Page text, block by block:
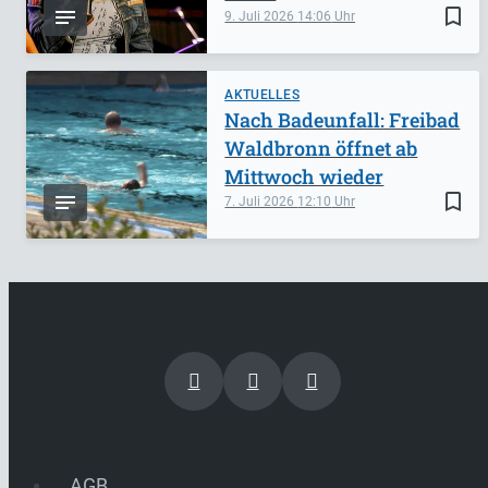
bookmark_border
9. Juli 2026 14:06
AKTUELLES
bookmark_border
7. Juli 2026 12:10
Nach Badeunfall: Freibad
Waldbronn öffnet ab
Mittwoch wieder